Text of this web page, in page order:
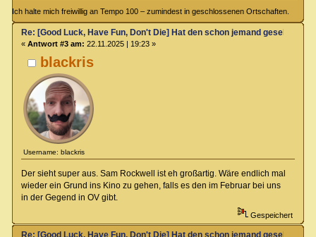
Ich halte mich freiwillig an Tempo 100 – zumindest in geschlossenen Ortschaften.
blackris
Username: blackris
Re: [Good Luck, Have Fun, Don't Die] Hat den schon jemand gesehen?
« Antwort #3 am: 22.11.2025 | 19:23 »
Der sieht super aus. Sam Rockwell ist eh großartig. Wäre endlich mal
wieder ein Grund ins Kino zu gehen, falls es den im Februar bei uns
in der Gegend in OV gibt.
Gespeichert
Re: [Good Luck, Have Fun, Don't Die] Hat den schon jemand gesehen?